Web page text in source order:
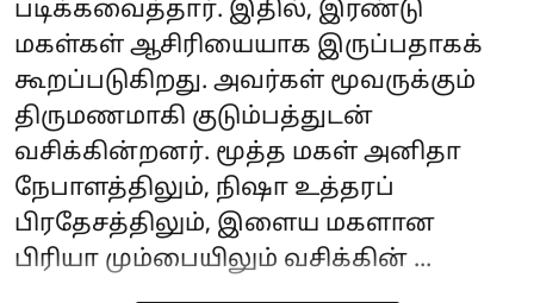
படிக்கவைத்தார். இதில், இரண்டு
மகள்கள் ஆசிரியையாக இருப்பதாகக்
கூறப்படுகிறது. அவர்கள் மூவருக்கும்
திருமணமாகி குடும்பத்துடன்
வசிக்கின்றனர். மூத்த மகள் அனிதா
நேபாளத்திலும், நிஷா உத்தரப்
பிரதேசத்திலும், இளைய மகளான
பிரியா மும்பையிலும் வசிக்கின் ...